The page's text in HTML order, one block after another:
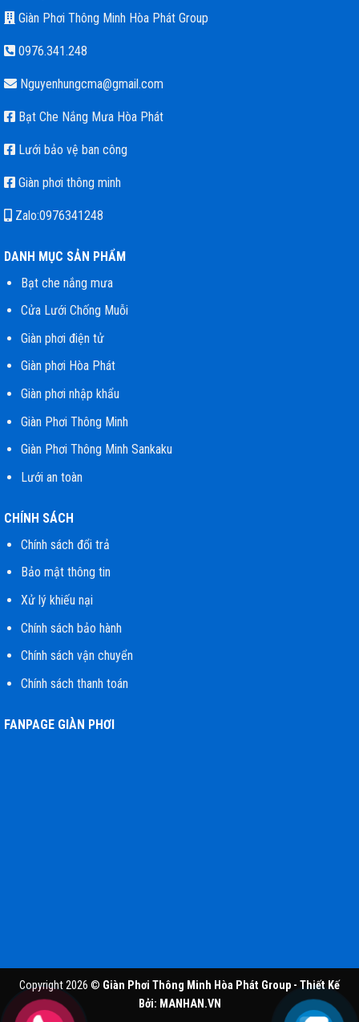
Giàn Phơi Thông Minh Hòa Phát Group
0976.341.248
Nguyenhungcma@gmail.com
Bạt Che Nắng Mưa Hòa Phát
Lưới bảo vệ ban công
Giàn phơi thông minh
Zalo:0976341248
DANH MỤC SẢN PHẨM
Bạt che nắng mưa
Cửa Lưới Chống Muỗi
Giàn phơi điện tử
Giàn phơi Hòa Phát
Giàn phơi nhập khẩu
Giàn Phơi Thông Minh
Giàn Phơi Thông Minh Sankaku
Lưới an toàn
CHÍNH SÁCH
Chính sách đổi trả
Bảo mật thông tin
Xử lý khiếu nại
Chính sách bảo hành
Chính sách vận chuyển
Chính sách thanh toán
FANPAGE GIÀN PHƠI
Copyright 2026 © Giàn Phơi Thông Minh Hòa Phát Group - Thiết Kế
Bởi: MANHAN.VN